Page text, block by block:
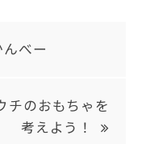
べー
チのおもちゃを
考えよう！